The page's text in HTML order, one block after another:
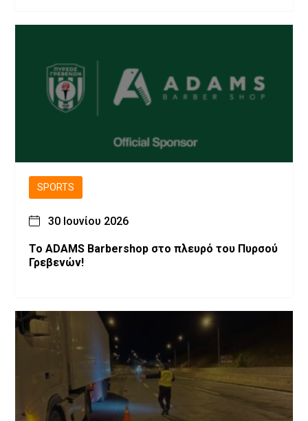
SPORTS
30 Ιουνίου 2026
Το ADAMS Barbershop στο πλευρό του Πυρσού
Γρεβενών!